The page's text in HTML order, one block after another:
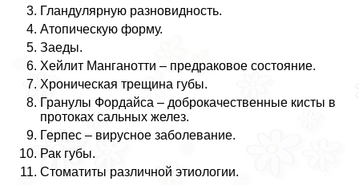
Гландулярную разновидность.
Атопическую форму.
Заеды.
Хейлит Манганотти – предpaковое состояние.
Хроническая трещина губы.
Гранулы Фордайса – доброкачественные кисты в
протоках сальных желез.
Герпес – вирусное заболевание.
Рак губы.
Стоматиты различной этиологии.